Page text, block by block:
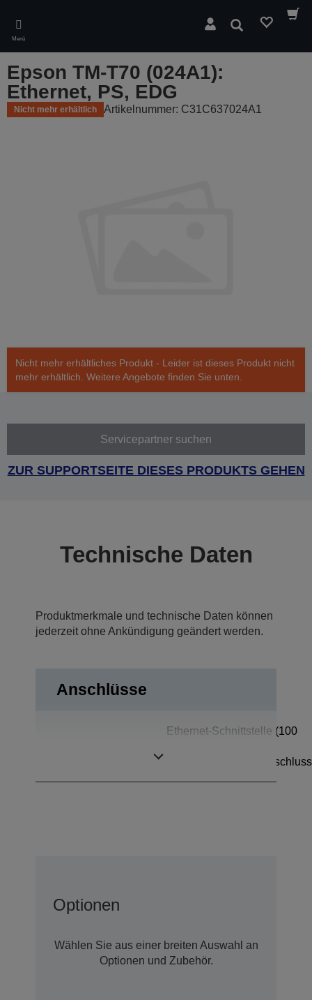
main
content
Menü
Suchen
Epson TM-T70 (024A1):
Ethernet, PS, EDG
Nicht mehr erhältlich Artikelnummer: C31C637024A1
Nicht mehr erhältliches Produkt - Leider ist dieses Produkt nicht
mehr erhältlich. Weitere Angebote finden Sie unten.
Servicepartner suchen
ZUR SUPPORTSEITE DIESES PRODUKTS GEHEN
Technische Daten
Produktmerkmale und technische Daten können
jederzeit ohne Ankündigung geändert werden.
Anschlüsse
Ethernet-Schnittstelle (100
Kassenschubladenanschluss
Optionen
Wählen Sie aus einer breiten Auswahl an
Optionen und Zubehör.